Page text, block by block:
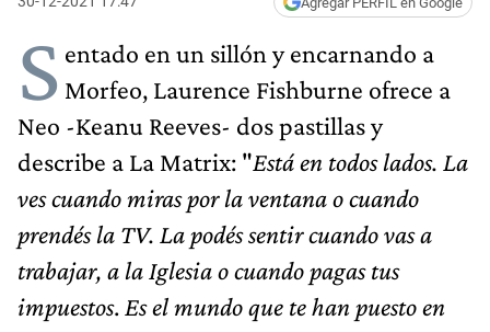
S entado en un sillón y encarnando a
Morfeo, Laurence Fishburne ofrece a
Neo -Keanu Reeves- dos pastillas y
describe a La Matrix: "Está en todos lados. La
ves cuando miras por la ventana o cuando
prendés la TV. La podés sentir cuando vas a
trabajar, a la Iglesia o cuando pagas tus
impuestos. Es el mundo que te han puesto en